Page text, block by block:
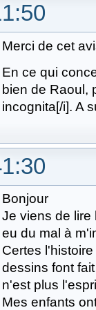
Merci de cet
En ce qui
bien de Raoul,
incognita[/i]. A
Bonjour
Je viens de
eu du mal à
Certes
dessins font
n'est plus
Mes enfants